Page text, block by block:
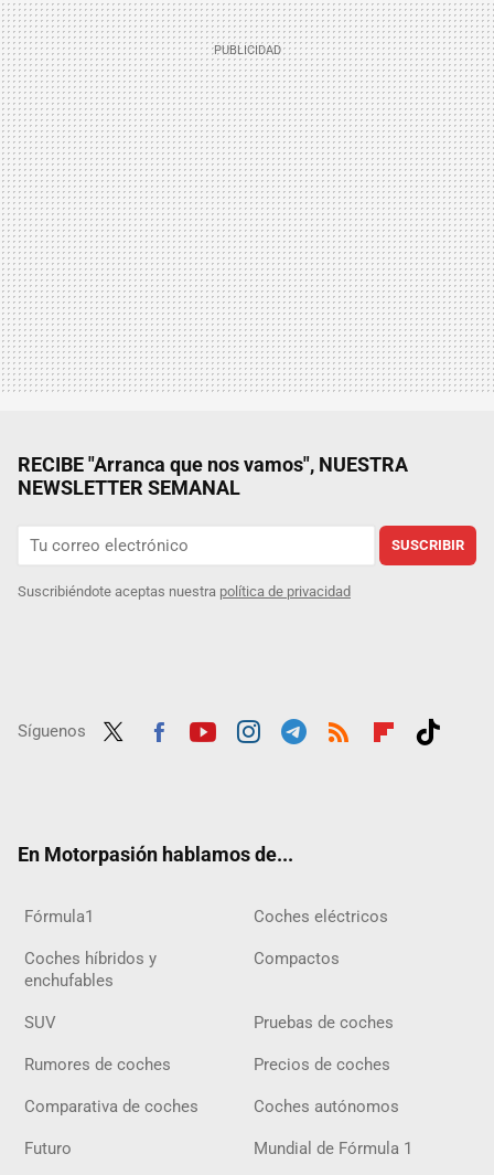
RECIBE "Arranca que nos vamos", NUESTRA
NEWSLETTER SEMANAL
SUSCRIBIR
Suscribiéndote aceptas nuestra política de privacidad
Síguenos
En Motorpasión hablamos de...
Fórmula1 Coches eléctricos
Coches híbridos y
enchufables
Compactos
SUV Pruebas de coches
Rumores de coches Precios de coches
Comparativa de coches Coches autónomos
Futuro Mundial de Fórmula 1